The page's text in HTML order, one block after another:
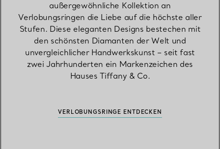
außergewöhnliche Kollektion an
Verlobungsringen die Liebe auf die höchste aller
Stufen. Diese eleganten Designs bestechen mit
den schönsten Diamanten der Welt und
unvergleichlicher Handwerkskunst – seit fast
zwei Jahrhunderten ein Markenzeichen des
Hauses Tiffany & Co.
VERLOBUNGSRINGE ENTDECKEN